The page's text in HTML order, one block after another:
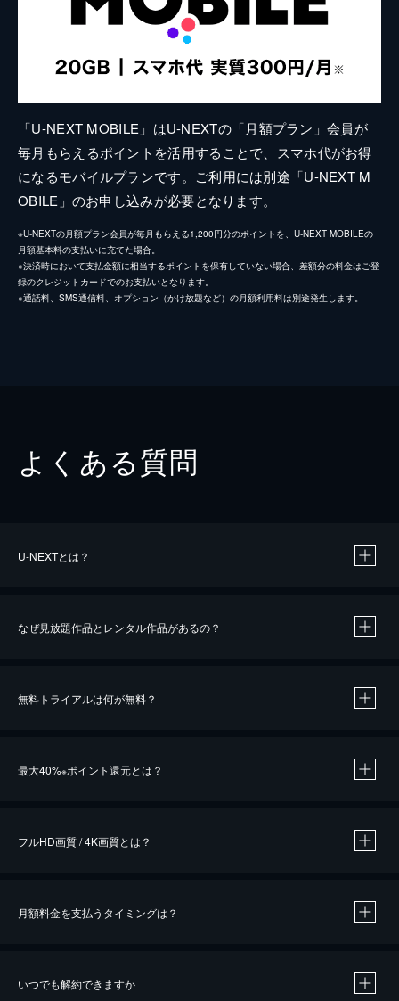
「U-NEXT MOBILE」はU-NEXTの「月額プラン」会員が
毎月もらえるポイントを活用することで、スマホ代がお得
になるモバイルプランです。ご利用には別途「U-NEXT M
OBILE」のお申し込みが必要となります。
※U-NEXTの月額プラン会員が毎月もらえる1,200円分のポイントを、U-NEXT MOBILEの
月額基本料の支払いに充てた場合。
※決済時において支払金額に相当するポイントを保有していない場合、差額分の料金はご登
録のクレジットカードでのお支払いとなります。
※通話料、SMS通信料、オプション（かけ放題など）の月額利用料は別途発生します。
よくある質問
U-NEXTとは？
なぜ見放題作品とレンタル作品があるの？
無料トライアルは何が無料？
最大40%※ポイント還元とは？
※40％ポイント還元の対象は、クレジットカード決済による作品の購入 / レンタルです。
フルHD画質 / 4K画質とは？
月額料金を支払うタイミングは？
いつでも解約できますか